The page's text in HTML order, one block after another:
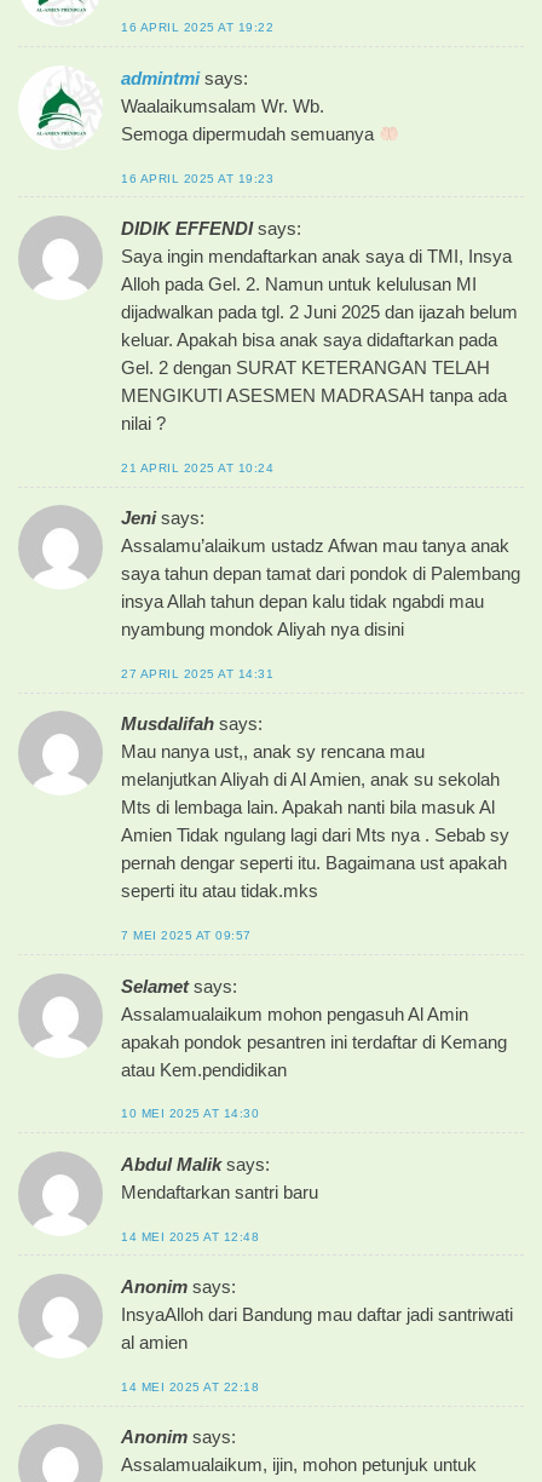
16 APRIL 2025 AT 19:22
admintmi says:
Waalaikumsalam Wr. Wb.
Semoga dipermudah semuanya
16 APRIL 2025 AT 19:23
DIDIK EFFENDI says:
Saya ingin mendaftarkan anak saya di TMI, Insya
Alloh pada Gel. 2. Namun untuk kelulusan MI
dijadwalkan pada tgl. 2 Juni 2025 dan ijazah belum
keluar. Apakah bisa anak saya didaftarkan pada
Gel. 2 dengan SURAT KETERANGAN TELAH
MENGIKUTI ASESMEN MADRASAH tanpa ada
nilai ?
21 APRIL 2025 AT 10:24
Jeni says:
Assalamu’alaikum ustadz Afwan mau tanya anak
saya tahun depan tamat dari pondok di Palembang
insya Allah tahun depan kalu tidak ngabdi mau
nyambung mondok Aliyah nya disini
27 APRIL 2025 AT 14:31
Musdalifah says:
Mau nanya ust,, anak sy rencana mau
melanjutkan Aliyah di Al Amien, anak su sekolah
Mts di lembaga lain. Apakah nanti bila masuk Al
Amien Tidak ngulang lagi dari Mts nya . Sebab sy
pernah dengar seperti itu. Bagaimana ust apakah
seperti itu atau tidak.mks
7 MEI 2025 AT 09:57
Selamet says:
Assalamualaikum mohon pengasuh Al Amin
apakah pondok pesantren ini terdaftar di Kemang
atau Kem.pendidikan
10 MEI 2025 AT 14:30
Abdul Malik says:
Mendaftarkan santri baru
14 MEI 2025 AT 12:48
Anonim says:
InsyaAlloh dari Bandung mau daftar jadi santriwati
al amien
14 MEI 2025 AT 22:18
Anonim says:
Assalamualaikum, ijin, mohon petunjuk untuk